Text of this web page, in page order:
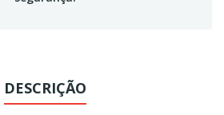
DESCRIÇÃO